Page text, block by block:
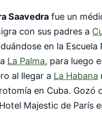
Saavedra fue un
con sus padres a
en la
La Palma, para luego
al llegar a La Habana
en Cuba. Gozó
Majestic de París